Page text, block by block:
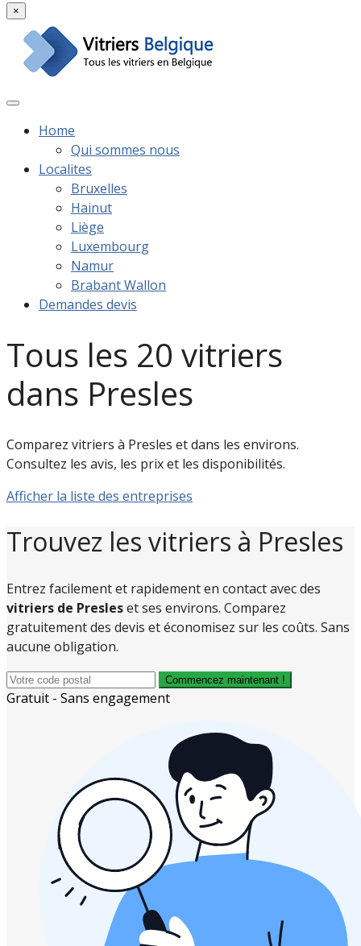
×
Home
Qui sommes nous
Localites
Bruxelles
Hainut
Liège
Luxembourg
Namur
Brabant Wallon
Demandes devis
Tous les 20 vitriers
dans Presles
Comparez vitriers à Presles et dans les environs.
Consultez les avis, les prix et les disponibilités.
Afficher la liste des entreprises
Trouvez les vitriers à Presles
Entrez facilement et rapidement en contact avec des
vitriers de Presleset ses environs. Comparez
gratuitement des devis et économisez sur les coûts. Sans
aucune obligation.
Commencez maintenant !
Gratuit - Sans engagement